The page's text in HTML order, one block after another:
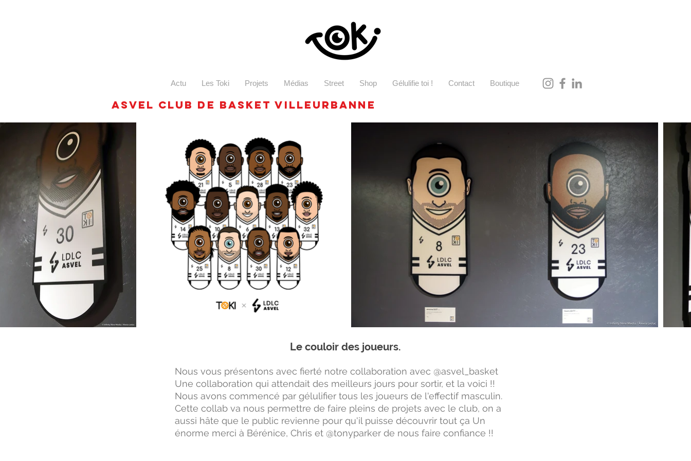
Actu Les Toki Projets Médias Street Shop Gélulifie toi ! Contact Boutique
asvel club de basket villeurbanne
Le couloir des joueurs.
Nous vous présentons avec fierté notre collaboration avec @asvel_basket
Une collaboration qui attendait des meilleurs jours pour sortir, et la voici !!
Nous avons commencé par gélulifier tous les joueurs de l'effectif masculin.
Cette collab va nous permettre de faire pleins de projets avec le club, on a
aussi hâte que le public revienne pour qu'il puisse découvrir tout ça Un
énorme merci à Bérénice, Chris et @tonyparker de nous faire confiance !!